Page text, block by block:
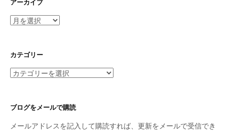
アーカイブ
ア
イ
カテゴリー
カ
リ
ブログをメールで購読
メールアドレスを記入して購読すれば、更新をメールで受信でき